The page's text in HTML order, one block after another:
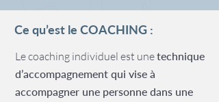
Ce qu’est le COACHING :
Le coaching individuel est unetechnique
d’accompagnement qui vise à
accompagner une personne dans une